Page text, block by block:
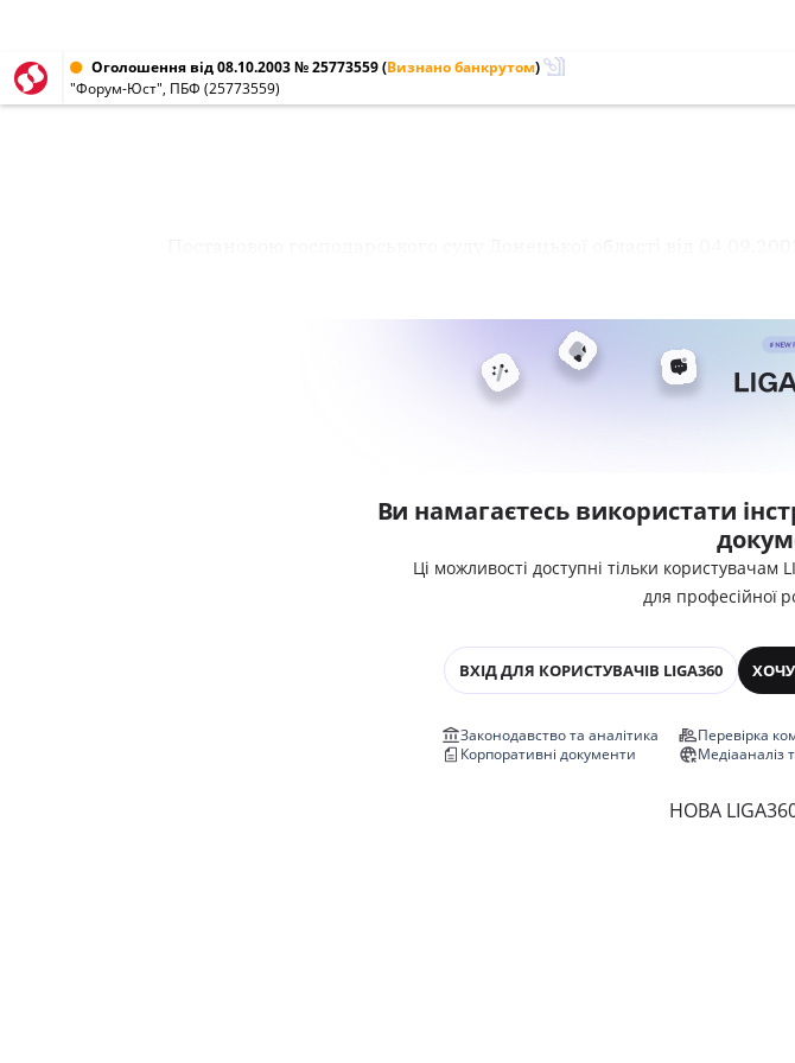
Оголошення від 08.10.2003 № 25773559(Визнано банкрутом)
"Форум-Юст", ПБФ (25773559)
Ви намагаєтесь використати
Ці можливості доступні тільки
для професійної
ВХІД ДЛЯ КОРИСТУВАЧІВ LIGA360
Законодавство та аналітика
Корпоративні документи
Перевірка
Медіааналіз
НОВА